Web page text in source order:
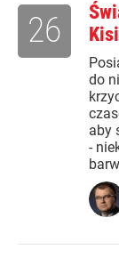
do
aby
-
26